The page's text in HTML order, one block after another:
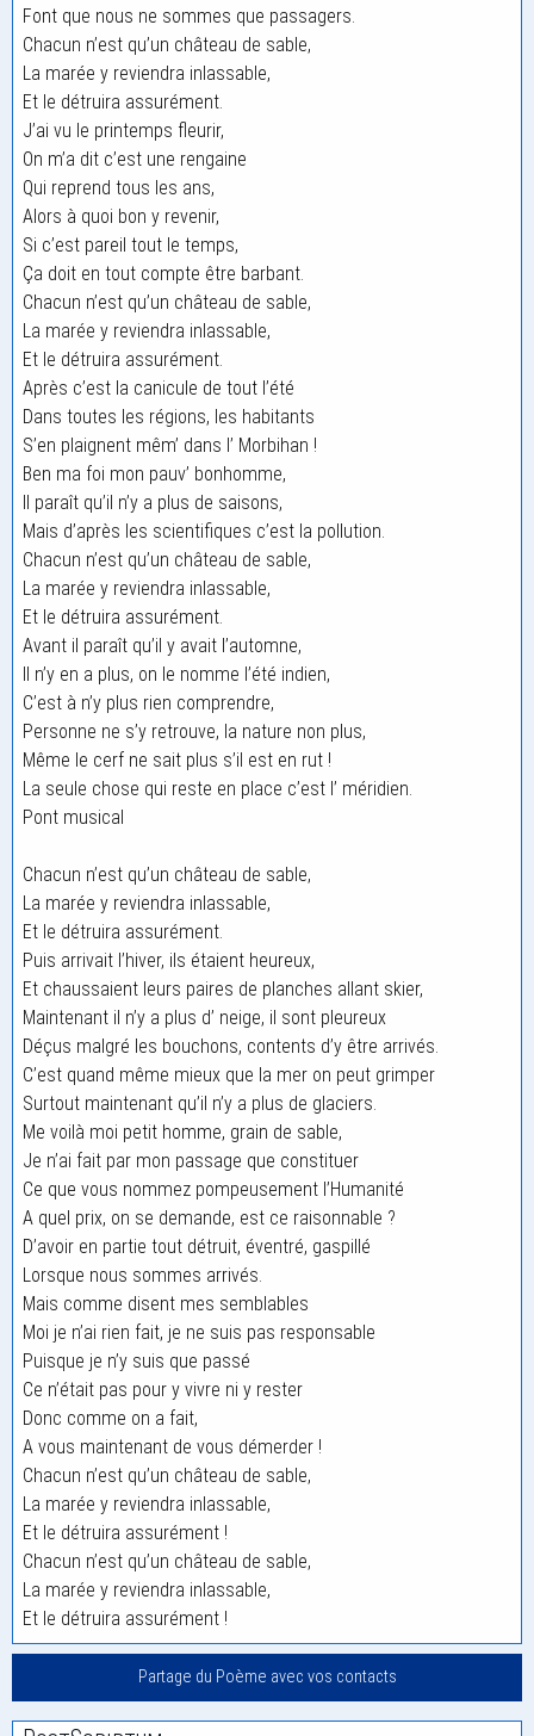
Font que nous ne sommes que passagers.
Chacun n’est qu’un château de sable,
La marée y reviendra inlassable,
Et le détruira assurément.
J’ai vu le printemps fleurir,
On m’a dit c’est une rengaine
Qui reprend tous les ans,
Alors à quoi bon y revenir,
Si c’est pareil tout le temps,
Ça doit en tout compte être barbant.
Chacun n’est qu’un château de sable,
La marée y reviendra inlassable,
Et le détruira assurément.
Après c’est la canicule de tout l’été
Dans toutes les régions, les habitants
S’en plaignent mêm’ dans l’ Morbihan !
Ben ma foi mon pauv’ bonhomme,
Il paraît qu’il n’y a plus de saisons,
Mais d’après les scientifiques c’est la pollution.
Chacun n’est qu’un château de sable,
La marée y reviendra inlassable,
Et le détruira assurément.
Avant il paraît qu’il y avait l’automne,
Il n’y en a plus, on le nomme l’été indien,
C’est à n’y plus rien comprendre,
Personne ne s’y retrouve, la nature non plus,
Même le cerf ne sait plus s’il est en rut !
La seule chose qui reste en place c’est l’ méridien.
Pont musical
Chacun n’est qu’un château de sable,
La marée y reviendra inlassable,
Et le détruira assurément.
Puis arrivait l’hiver, ils étaient heureux,
Et chaussaient leurs paires de planches allant skier,
Maintenant il n’y a plus d’ neige, il sont pleureux
Déçus malgré les bouchons, contents d’y être arrivés.
C’est quand même mieux que la mer on peut grimper
Surtout maintenant qu’il n’y a plus de glaciers.
Me voilà moi petit homme, grain de sable,
Je n’ai fait par mon passage que constituer
Ce que vous nommez pompeusement l’Humanité
A quel prix, on se demande, est ce raisonnable ?
D’avoir en partie tout détruit, éventré, gaspillé
Lorsque nous sommes arrivés.
Mais comme disent mes semblables
Moi je n’ai rien fait, je ne suis pas responsable
Puisque je n’y suis que passé
Ce n’était pas pour y vivre ni y rester
Donc comme on a fait,
A vous maintenant de vous démerder !
Chacun n’est qu’un château de sable,
La marée y reviendra inlassable,
Et le détruira assurément !
Chacun n’est qu’un château de sable,
La marée y reviendra inlassable,
Et le détruira assurément !
Partage du Poème avec vos contacts